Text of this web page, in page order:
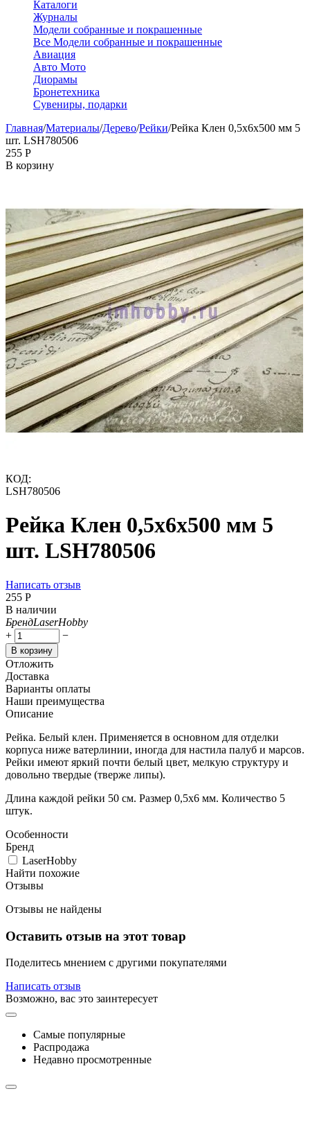
Каталоги
Журналы
Модели собранные и покрашенные
Все Модели собранные и покрашенные
Авиация
Авто Мото
Диорамы
Бронетехника
Сувениры, подарки
Главная/Материалы/Дерево/Рейки/Рейка Клен 0,5х6х500 мм 5
шт. LSH780506
‍255‍ Р
В корзину
КОД:
LSH780506
Рейка Клен 0,5х6х500 мм 5
шт. LSH780506
Написать отзыв
‍255‍ Р
В наличии
БрендLaserHobby
+
−
В корзину
Отложить
Доставка
Варианты оплаты
Наши преимущества
Описание
Рейка. Белый клен. Применяется в основном для отделки
корпуса ниже ватерлинии, иногда для настила палуб и марсов.
Рейки имеют яркий почти белый цвет, мелкую структуру и
довольно твердые (тверже липы).
Длина каждой рейки 50 см. Размер 0,5х6 мм. Количество 5
штук.
Особенности
Бренд
LaserHobby
Найти похожие
Отзывы
Отзывы не найдены
Оставить отзыв на этот товар
Поделитесь мнением с другими покупателями
Написать отзыв
Возможно, вас это заинтересует
Самые популярные
Распродажа
Недавно просмотренные